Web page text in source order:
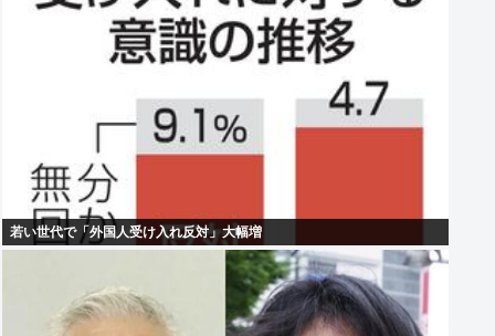
若い世代で「外国人受け入れ反対」大幅増